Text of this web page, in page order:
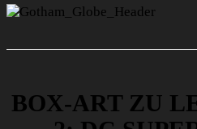
BOX-ART ZU